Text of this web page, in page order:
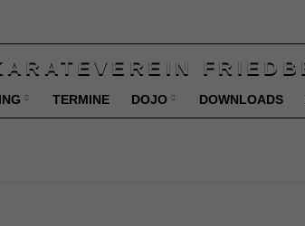
TERMINE DOJO DOWNLOADS